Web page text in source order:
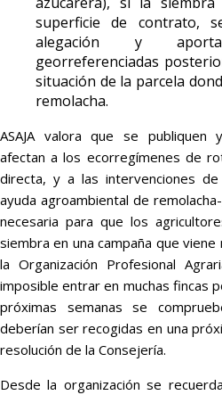
superficie de contrato,
alegación y
georreferenciadas
situación de la parcela
remolacha.
ASAJA valora que se publiquen
afectan a los ecorregímenes de
directa, y a las intervenciones
ayuda agroambiental de
necesaria para que los
siembra en una campaña que
la Organización Profesional
imposible entrar en muchas fincas
próximas semanas se
deberían ser recogidas en una
resolución de la Consejería.
Desde la organización se